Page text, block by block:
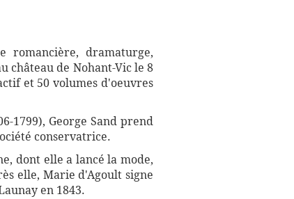
romancière, dramaturge,
château de Nohant-Vic le 8
et 50 volumes d'oeuvres
1799), George Sand prend
conservatrice.
dont elle a lancé la mode,
elle, Marie d'Agoult signe
en 1843.